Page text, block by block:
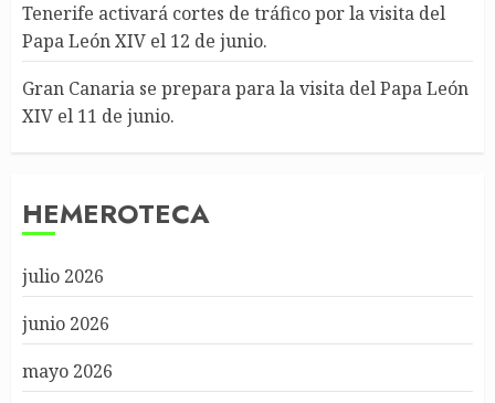
Tenerife activará cortes de tráfico por la visita del
Papa León XIV el 12 de junio.
Gran Canaria se prepara para la visita del Papa León
XIV el 11 de junio.
HEMEROTECA
julio 2026
junio 2026
mayo 2026